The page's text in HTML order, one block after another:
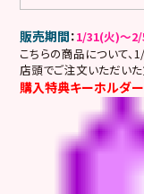
販売期間：1/31(火)～
こちらの商品について
店頭でご注文いただい
購入特典キーホルダー